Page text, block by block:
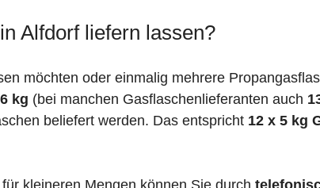
Alfdorf liefern lassen?
möchten oder einmalig mehrere
kg (bei manchen Gasflaschenlieferanten auch
beliefert werden. Das entspricht 12 x 5 kg